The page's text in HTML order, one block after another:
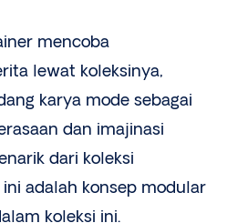
mencoba
lewat koleksinya,
karya mode sebagai
dan imajinasi
dari koleksi
adalah konsep modular
koleksi ini.